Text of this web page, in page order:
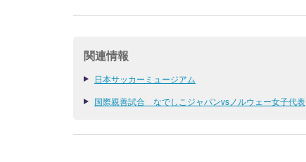
関連情報
日本サッカーミュージアム
国際親善試合 なでしこジャパンvsノルウェー女子代表